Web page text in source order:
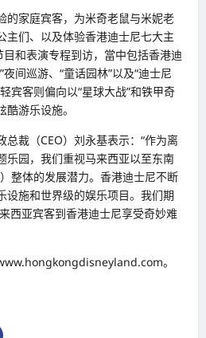
的家庭宾客，为米奇老鼠与米妮老
主们、以及体验香港迪士尼七大主
和表演专程到访，當中包括香港迪
间巡游、“童话园林”以及“迪士尼
宾客则偏向以“星球大战”和铁甲奇
游乐设施。
裁（CEO）刘永基表示：“作为离
乐园，我们重视马来西亚以至东南
整体的发展潜力。香港迪士尼不断
设施和世界级的娱乐项目。我们期
西亚宾客到香港迪士尼享受奇妙难
。